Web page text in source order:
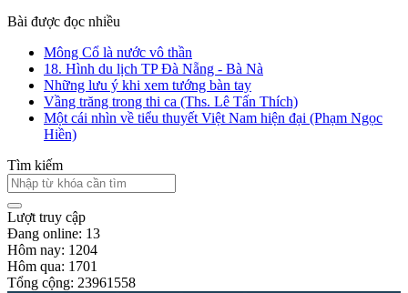
Bài được đọc nhiều
Mông Cổ là nước vô thần
18. Hình du lịch TP Đà Nẵng - Bà Nà
Những lưu ý khi xem tướng bàn tay
Vầng trăng trong thi ca (Ths. Lê Tấn Thích)
Một cái nhìn về tiểu thuyết Việt Nam hiện đại (Phạm Ngọc
Hiền)
Tìm kiếm
Lượt truy cập
Đang online: 13
Hôm nay: 1204
Hôm qua: 1701
Tổng cộng: 23961558